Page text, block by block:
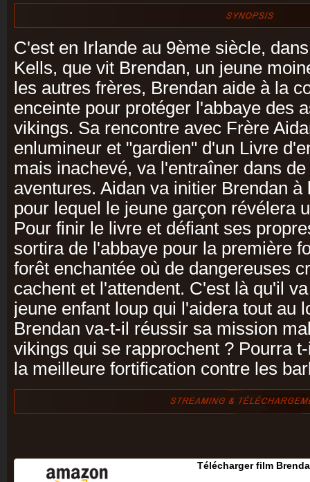
C'est en Irlande au 9ème siècle,
Kells, que vit Brendan, un jeune
les autres frères, Brendan aide à la
enceinte pour protéger l'abbaye des
vikings. Sa rencontre avec Frère
enlumineur et "gardien" d'un Livre
mais inachevé, va l'entraîner dans
aventures. Aidan va initier Brendan
pour lequel le jeune garçon révélera
Pour finir le livre et défiant ses
sortira de l'abbaye pour la première
forêt enchantée où de dangereuses
cachent et l'attendent. C'est là qu'il
jeune enfant loup qui l'aidera tout au
Brendan va-t-il réussir sa mission
vikings qui se rapprochent ? Pourra
la meilleure fortification contre les
Télécharger film